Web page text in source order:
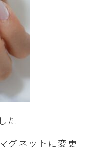
た
グネットに変更